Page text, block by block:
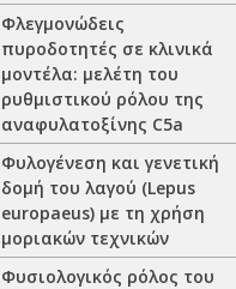
Φλεγμονώδεις
πυροδοτητές σε κλινικά
μοντέλα: μελέτη του
ρυθμιστικού ρόλου της
αναφυλατοξίνης C5a
Φυλογένεση και γενετική
δομή του λαγού (Lepus
europaeus) με τη χρήση
μοριακών τεχνικών
Φυσιολογικός ρόλος του